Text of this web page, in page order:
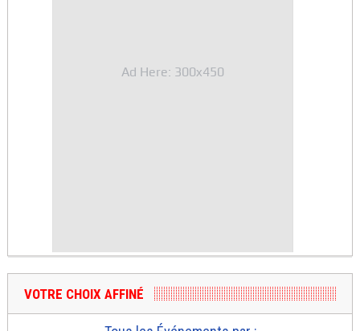
Ad Here: 300x450
VOTRE CHOIX AFFINÉ